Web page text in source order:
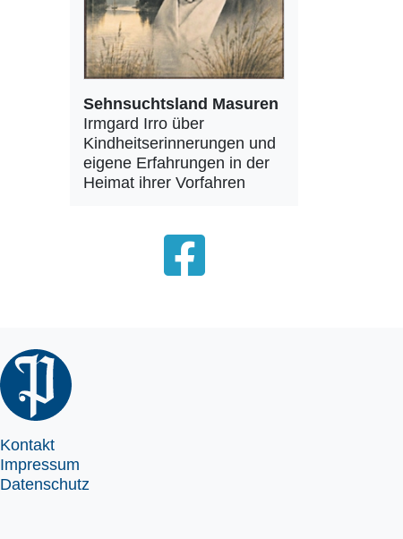
Sehnsuchtsland Masuren
Irmgard Irro über
Kindheitserinnerungen und
eigene Erfahrungen in der
Heimat ihrer Vorfahren
Kontakt
Impressum
Datenschutz